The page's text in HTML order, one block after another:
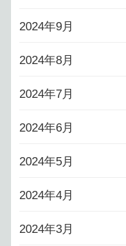
2024年9月
2024年8月
2024年7月
2024年6月
2024年5月
2024年4月
2024年3月